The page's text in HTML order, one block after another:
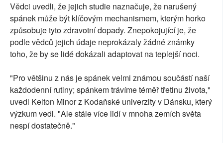
Vědci uvedli, že jejich studie naznačuje, že narušený
spánek může být klíčovým mechanismem, kterým horko
způsobuje tyto zdravotní dopady. Znepokojující je, že
podle vědců jejich údaje neprokázaly žádné známky
toho, že by se lidé dokázali adaptovat na teplejší noci.
"Pro většinu z nás je spánek velmi známou součástí naší
každodenní rutiny; spánkem trávíme téměř třetinu života,"
uvedl Kelton Minor z Kodaňské univerzity v Dánsku, který
výzkum vedl. "Ale stále více lidí v mnoha zemích světa
nespí dostatečně."